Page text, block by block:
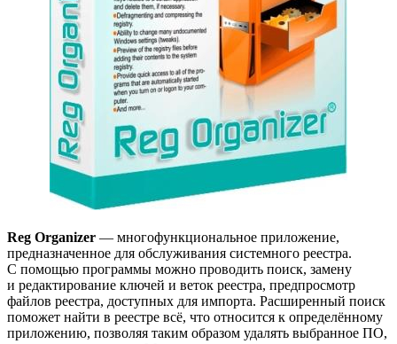
Reg Organizer — многофункциональное приложение,
предназначенное для обслуживания системного реестра.
С помощью программы можно проводить поиск, замену
и редактирование ключей и веток реестра, предпросмотр
файлов реестра, доступных для импорта. Расширенный поиск
поможет найти в реестре всё, что относится к определённому
приложению, позволяя таким образом удалять выбранное ПО,